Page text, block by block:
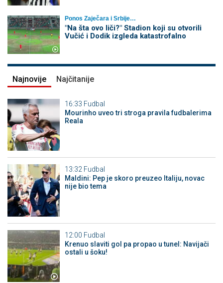
Ponos Zaječara i Srbije…
"Na šta ovo liči?" Stadion koji su otvorili
Vučić i Dodik izgleda katastrofalno
Najnovije Najčitanije
16:33 Fudbal
Mourinho uveo tri stroga pravila fudbalerima
Reala
13:32 Fudbal
Maldini: Pep je skoro preuzeo Italiju, novac
nije bio tema
12:00 Fudbal
Krenuo slaviti gol pa propao u tunel: Navijači
ostali u šoku!